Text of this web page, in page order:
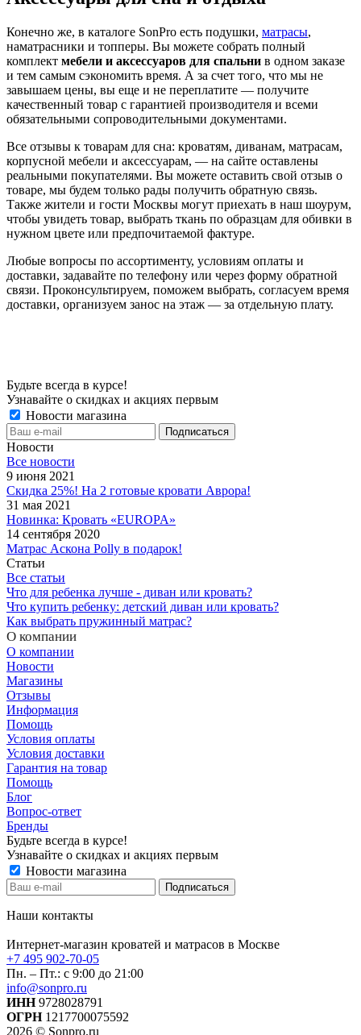
Конечно же, в каталоге SonPro есть подушки, матрасы,
наматрасники и топперы. Вы можете собрать полный
комплект мебели и аксессуаров для спальни в одном заказе
и тем самым сэкономить время. А за счет того, что мы не
завышаем цены, вы еще и не переплатите — получите
качественный товар с гарантией производителя и всеми
обязательными сопроводительными документами.
Все отзывы к товарам для сна: кроватям, диванам, матрасам,
корпусной мебели и аксессуарам, — на сайте оставлены
реальными покупателями. Вы можете оставить свой отзыв о
товаре, мы будем только рады получить обратную связь.
Также жители и гости Москвы могут приехать в наш шоурум,
чтобы увидеть товар, выбрать ткань по образцам для обивки в
нужном цвете или предпочитаемой фактуре.
Любые вопросы по ассортименту, условиям оплаты и
доставки, задавайте по телефону или через форму обратной
связи. Проконсультируем, поможем выбрать, согласуем время
доставки, организуем занос на этаж — за отдельную плату.
Будьте всегда в курсе!
Узнавайте о скидках и акциях первым
Новости магазина
Новости
Все новости
9 июня 2021
Скидка 25%! На 2 готовые кровати Аврора!
31 мая 2021
Новинка: Кровать «EUROPA»
14 сентября 2020
Матрас Аскона Polly в подарок!
Статьи
Все статьи
Что для ребенка лучше - диван или кровать?
Что купить ребенку: детский диван или кровать?
Как выбрать пружинный матрас?
О компании
О компании
Новости
Магазины
Отзывы
Информация
Помощь
Условия оплаты
Условия доставки
Гарантия на товар
Помощь
Блог
Вопрос-ответ
Бренды
Будьте всегда в курсе!
Узнавайте о скидках и акциях первым
Новости магазина
Наши контакты
Интернет-магазин кроватей и матрасов в Москве
+7 495 902-70-05
Пн. – Пт.: с 9:00 до 21:00
info@sonpro.ru
ИНН9728028791
ОГРН1217700075592
2026 © Sonpro.ru